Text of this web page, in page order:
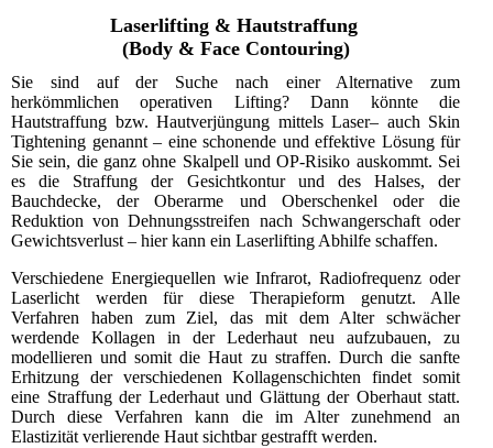
Laserlifting & Hautstraffung
(Body & Face Contouring)
Sie sind auf der Suche nach einer Alternative zum
herkömmlichen operativen Lifting? Dann könnte die
Hautstraffung bzw. Hautverjüngung mittels Laser– auch Skin
Tightening genannt – eine schonende und effektive Lösung für
Sie sein, die ganz ohne Skalpell und OP-Risiko auskommt. Sei
es die Straffung der Gesichtkontur und des Halses, der
Bauchdecke, der Oberarme und Oberschenkel oder die
Reduktion von Dehnungsstreifen nach Schwangerschaft oder
Gewichtsverlust – hier kann ein Laserlifting Abhilfe schaffen.
Verschiedene Energiequellen wie Infrarot, Radiofrequenz oder
Laserlicht werden für diese Therapieform genutzt. Alle
Verfahren haben zum Ziel, das mit dem Alter schwächer
werdende Kollagen in der Lederhaut neu aufzubauen, zu
modellieren und somit die Haut zu straffen. Durch die sanfte
Erhitzung der verschiedenen Kollagenschichten findet somit
eine Straffung der Lederhaut und Glättung der Oberhaut statt.
Durch diese Verfahren kann die im Alter zunehmend an
Elastizität verlierende Haut sichtbar gestrafft werden.